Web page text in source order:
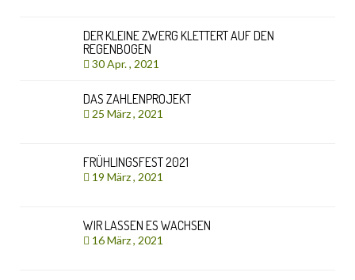
DER KLEINE ZWERG KLETTERT AUF DEN
REGENBOGEN
30 Apr. , 2021
DAS ZAHLENPROJEKT
25 März , 2021
FRÜHLINGSFEST 2021
19 März , 2021
WIR LASSEN ES WACHSEN
16 März , 2021